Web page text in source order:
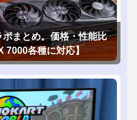
ボまとめ。価格・性能比
各種に対応】